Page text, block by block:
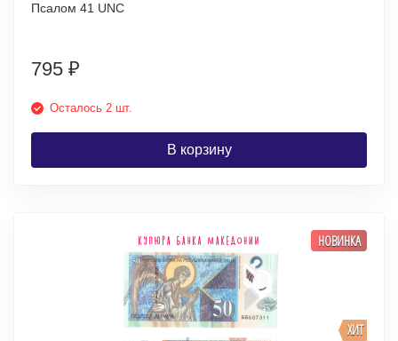
Псалом 41 UNC
795 ₽
Осталось 2 шт.
В корзину
ХИТ
НОВИНКА